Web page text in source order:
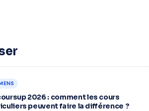
2026 : comment les cours
peuvent faire la différence ?